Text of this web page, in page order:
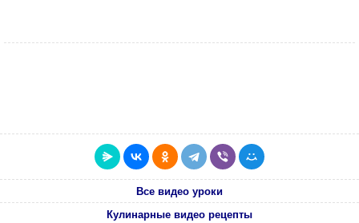
Все видео уроки
Кулинарные видео рецепты